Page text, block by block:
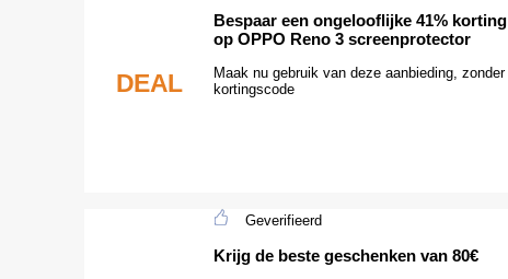
DEAL
Bespaar een ongelooflijke 41% korting
op OPPO Reno 3 screenprotector
Maak nu gebruik van deze aanbieding, zonder
kortingscode
Geverifieerd
Krijg de beste geschenken van 80€